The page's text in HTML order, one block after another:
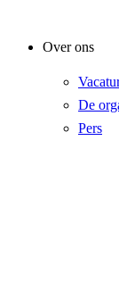
Over ons
De
Pers